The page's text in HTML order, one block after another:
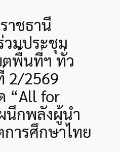
าชธานี
วมประชุม
ตพื้นที่ฯ ทั่ว
2/2569
“All for
นึกพลังผู้นำ
ารศึกษาไทย